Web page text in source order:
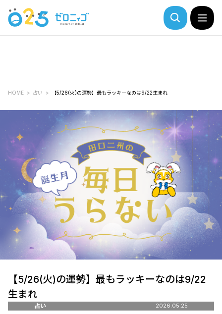
HOME 占い 【5/26(火)の運勢】最もラッキーなのは9/22生まれ
【5/26(火)の運勢】最もラッキーなのは9/22
生まれ
占い 2026.05.25